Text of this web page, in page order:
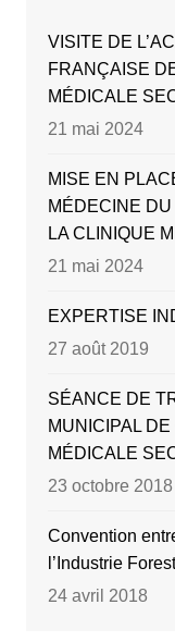
VISITE DE
FRANÇAISE
MÉDICALE
21 mai 2024
MISE EN
MÉDECINE
LA CLINIQUE
21 mai 2024
EXPERTISE
27 août 2019
SÉANCE DE
MUNICIPAL
MÉDICALE
23 octobre 2018
Convention
l’Industrie
24 avril 2018